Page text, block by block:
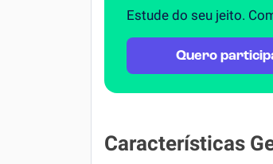
Estude do seu jeito.
Quero
Características